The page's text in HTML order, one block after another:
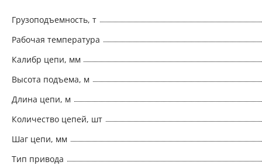
Грузоподъемность, т
Рабочая температура
Калибр цепи, мм
Высота подъема, м
Длина цепи, м
Количество цепей, шт
Шаг цепи, мм
Тип привода